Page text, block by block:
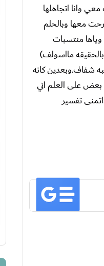
وانا اتجاهلها
معها وبالحلم
منتسبات
مااسولف)
شفاف.وبعدين كانه
بعض على العلم اني
تفسير